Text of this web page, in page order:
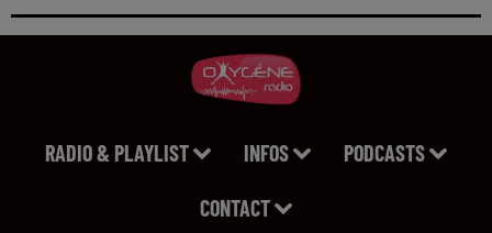
RADIO & PLAYLIST INFOS PODCASTS
CONTACT